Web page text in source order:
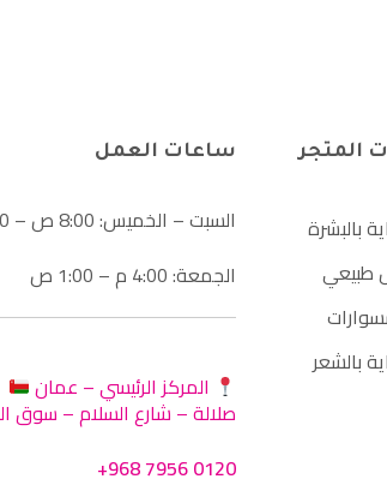
المتجر
بالبشرة
طبيعي
بالشعر
ساعات العمل
السبت – الخميس: 8:00 ص – 1:00 ص
الجمعة: 4:00 م – 1:00 ص
المركز الرئيسي – عمان
صلالة – شارع السلام – سوق
+968 7956 0120